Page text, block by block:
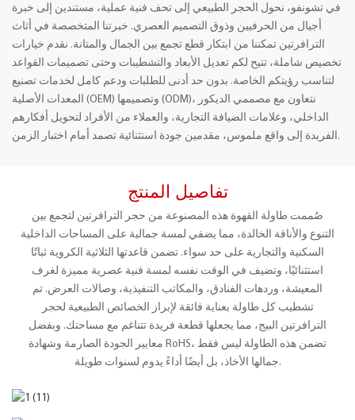
في تشونفو، نحول الحجر الطبيعي إلى تحف فنية عملية، مستندين إلى خبرة
أجيال من الحرفيين وذوق التصميم العصري. خبرتنا المتخصصة في أثاث
الترافرتين تمكننا من ابتكار قطع تجمع بين الجمال والمتانة. نقدم خيارات
تخصيص شاملة، تتيح لكم تعديل الأبعاد والتشطيبات وحتى تصميمات القواعد
لتناسب رؤيتكم الخاصة. بدون حد أدنى للطلبات ودعم كامل لخدمات تصنيع
المعدات الأصلية (OEM) وتصميمها (ODM)، نتعاون مع مصممي الديكور
الداخلي، وعلامات الضيافة التجارية، والعملاء من الأفراد لتحويل أفكارهم
الفريدة إلى واقع ملموس، مقدمين جودة استثنائية تصمد أمام اختبار الزمن.
تفاصيل المنتج
صُممت طاولة القهوة هذه المصنوعة من حجر الترافرتين لتجمع بين
التنوع والأناقة الخالدة، مما يضفي لمسة جمالية على المساحات الداخلية
السكنية والتجارية على حد سواء. تضمن قاعدتها الثلاثية الكروية ثباتًا
استثنائيًا، وتضيف في الوقت نفسه لمسة فنية عصرية مميزة لغرف
المعيشة، وردهات الفنادق، والمكاتب التنفيذية، وصالات العرض. تم
تشطيب كل طاولة بعناية فائقة لإبراز الخصائص الطبيعية لحجر
الترافرتين البيج، مما يجعلها قطعة فريدة تتناغم مع مساحتك. وبفضل
معايير الجودة الصارمة وشهادة RoHS، تضمن هذه الطاولة ليس فقط
جمالها الأخاذ، بل أيضًا أداءً يدوم لسنوات طويلة.